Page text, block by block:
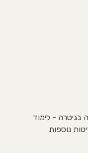
בגיטרה - לימוד
נוספות